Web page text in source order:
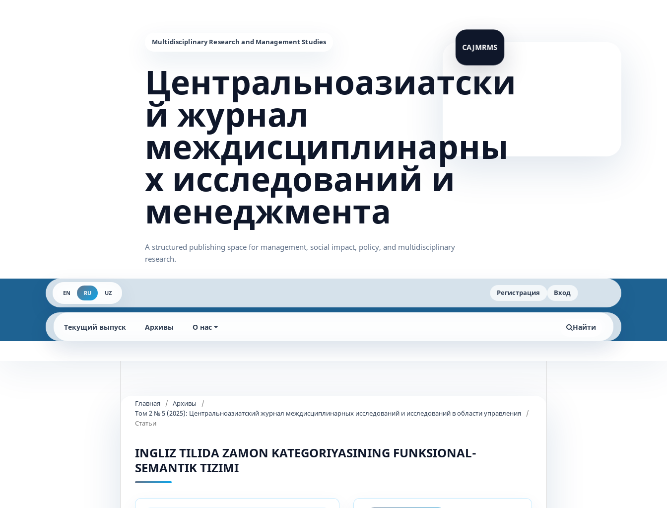
Центральноазиатски
й журнал
междисциплинарны
х исследований и
менеджмента
EN RU UZ Регистрация Вход
Текущий выпуск Архивы О нас Найти
Главная / Архивы
/
Том 2 № 5 (2025): Центральноазиатский журнал междисциплинарных исследований и исследований в области управления
/
Статьи
INGLIZ TILIDA ZAMON KATEGORIYASINING FUNKSIONAL-
SEMANTIK TIZIMI